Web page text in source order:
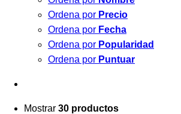
Ordena por Precio
Ordena por Fecha
Ordena por Popularidad
Ordena por Puntuar
Mostrar 30 productos